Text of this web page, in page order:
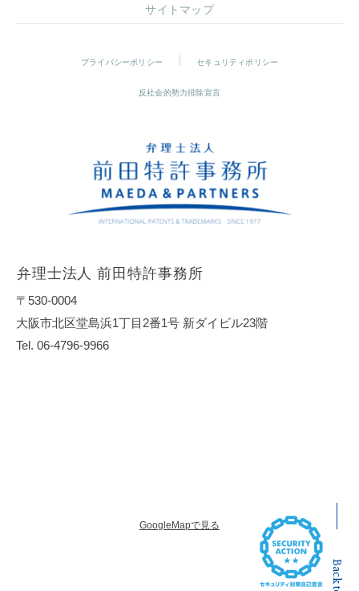
サイトマップ
プライバシーポリシー セキュリティポリシー
反社会的勢力排除宣言
弁理士法人 前田特許事務所
〒530-0004
大阪市北区堂島浜1丁目2番1号 新ダイビル23階
Tel. 06-4796-9966
GoogleMapで見る